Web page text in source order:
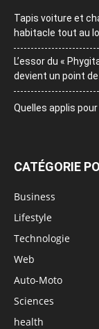
Tapis voiture et
habitacle tout au
L’essor du «
devient un point
Quelles applis
CATÉGORIE
Business
Lifestyle
Technologie
Web
Auto-Moto
Sciences
health